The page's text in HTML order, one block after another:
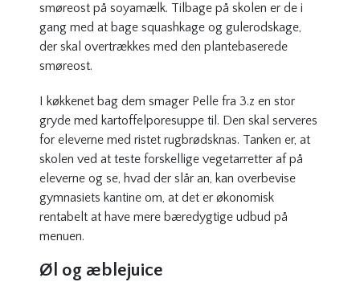
smøreost på soyamælk. Tilbage på skolen er de i
gang med at bage squashkage og gulerodskage,
der skal overtrækkes med den plantebaserede
smøreost.
I køkkenet bag dem smager Pelle fra 3.z en stor
gryde med kartoffelporesuppe til. Den skal serveres
for eleverne med ristet rugbrødsknas. Tanken er, at
skolen ved at teste forskellige vegetarretter af på
eleverne og se, hvad der slår an, kan overbevise
gymnasiets kantine om, at det er økonomisk
rentabelt at have mere bæredygtige udbud på
menuen.
Øl og æblejuice